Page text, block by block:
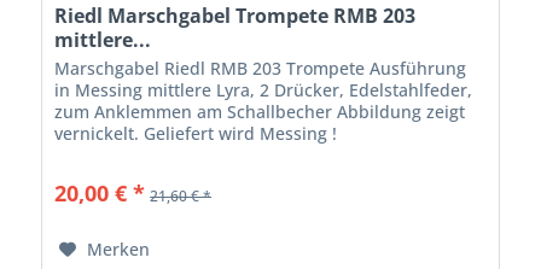
Riedl Marschgabel Trompete RMB 203
mittlere...
Marschgabel Riedl RMB 203 Trompete Ausführung
in Messing mittlere Lyra, 2 Drücker, Edelstahlfeder,
zum Anklemmen am Schallbecher Abbildung zeigt
vernickelt. Geliefert wird Messing !
20,00 € * 21,60 € *
Merken